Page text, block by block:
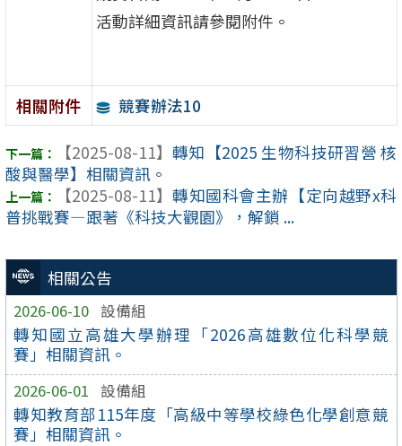
相關公告
2026-06-10 設備組
轉知國立高雄大學辦理「2026高雄數位化科學競
賽」相關資訊。
2026-06-01 設備組
轉知教育部115年度「高級中等學校綠色化學創意競
賽」相關資訊。
活動詳細資訊請參閱附件。
相關附件 競賽辦法10
【2025-08-11】 轉知【2025 生物科技研習營 核
酸與醫學】相關資訊。
【2025-08-11】 轉知國科會主辦【定向越野x科
普挑戰賽—跟著《科技大觀園》，解鎖 ...